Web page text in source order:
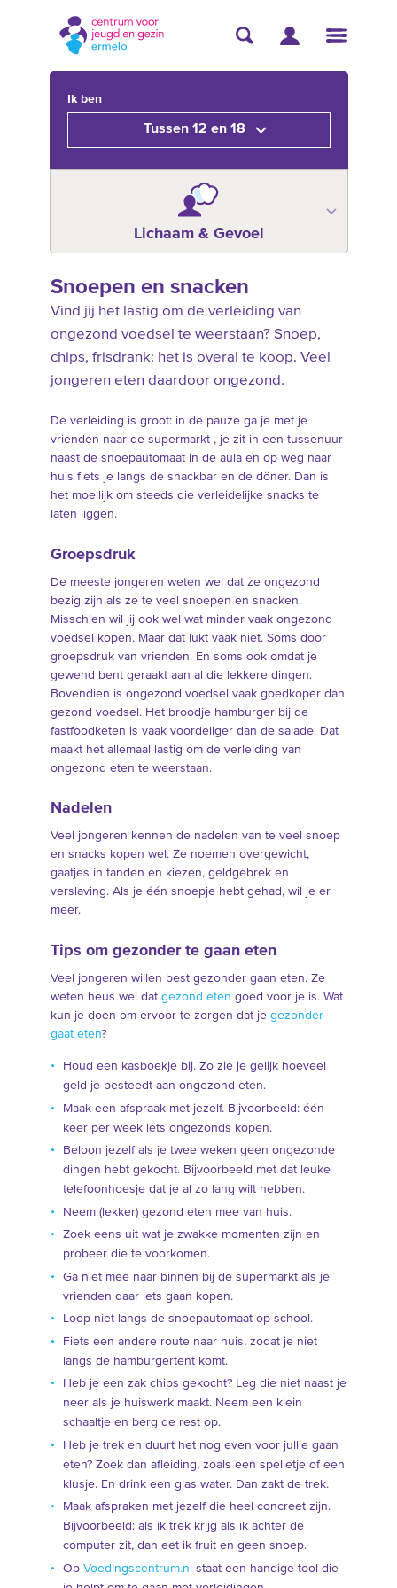
Ik ben
Tussen 12 en 18
Lichaam & Gevoel
Snoepen en snacken
Vind jij het lastig om de verleiding van
ongezond voedsel te weerstaan? Snoep,
chips, frisdrank: het is overal te koop. Veel
jongeren eten daardoor ongezond.
De verleiding is groot: in de pauze ga je met je
vrienden naar de supermarkt , je zit in een tussenuur
naast de snoepautomaat in de aula en op weg naar
huis fiets je langs de snackbar en de döner. Dan is
het moeilijk om steeds die verleidelijke snacks te
laten liggen.
Groepsdruk
De meeste jongeren weten wel dat ze ongezond
bezig zijn als ze te veel snoepen en snacken.
Misschien wil jij ook wel wat minder vaak ongezond
voedsel kopen. Maar dat lukt vaak niet. Soms door
groepsdruk van vrienden. En soms ook omdat je
gewend bent geraakt aan al die lekkere dingen.
Bovendien is ongezond voedsel vaak goedkoper dan
gezond voedsel. Het broodje hamburger bij de
fastfoodketen is vaak voordeliger dan de salade. Dat
maakt het allemaal lastig om de verleiding van
ongezond eten te weerstaan.
Nadelen
Veel jongeren kennen de nadelen van te veel snoep
en snacks kopen wel. Ze noemen overgewicht,
gaatjes in tanden en kiezen, geldgebrek en
verslaving. Als je één snoepje hebt gehad, wil je er
meer.
Tips om gezonder te gaan eten
Veel jongeren willen best gezonder gaan eten. Ze
weten heus wel dat gezond eten goed voor je is. Wat
kun je doen om ervoor te zorgen dat je gezonder
gaat eten?
Houd een kasboekje bij. Zo zie je gelijk hoeveel
geld je besteedt aan ongezond eten.
Maak een afspraak met jezelf. Bijvoorbeeld: één
keer per week iets ongezonds kopen.
Beloon jezelf als je twee weken geen ongezonde
dingen hebt gekocht. Bijvoorbeeld met dat leuke
telefoonhoesje dat je al zo lang wilt hebben.
Neem (lekker) gezond eten mee van huis.
Zoek eens uit wat je zwakke momenten zijn en
probeer die te voorkomen.
Ga niet mee naar binnen bij de supermarkt als je
vrienden daar iets gaan kopen.
Loop niet langs de snoepautomaat op school.
Fiets een andere route naar huis, zodat je niet
langs de hamburgertent komt.
Heb je een zak chips gekocht? Leg die niet naast je
neer als je huiswerk maakt. Neem een klein
schaaltje en berg de rest op.
Heb je trek en duurt het nog even voor jullie gaan
eten? Zoek dan afleiding, zoals een spelletje of een
klusje. En drink een glas water. Dan zakt de trek.
Maak afspraken met jezelf die heel concreet zijn.
Bijvoorbeeld: als ik trek krijg als ik achter de
computer zit, dan eet ik fruit en geen snoep.
Op Voedingscentrum.nl staat een handige tool die